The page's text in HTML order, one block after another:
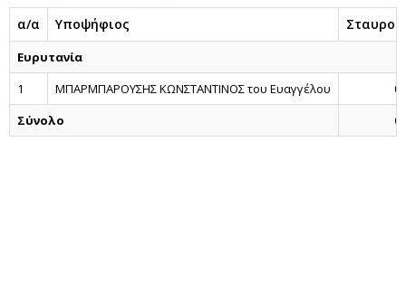
α/α Υποψήφιος Σταυροί
Ευρυτανία
1
ΜΠΑΡΜΠΑΡΟΥΣΗΣ ΚΩΝΣΤΑΝΤΙΝΟΣ του Ευαγγέλου
0
Σύνολο
0